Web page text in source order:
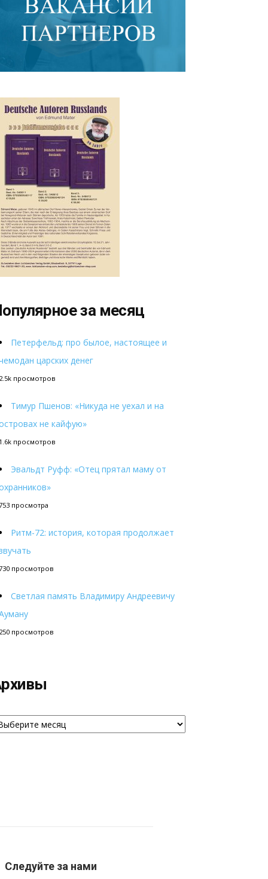
за месяц
Петерфельд: про былое, настоящее и
царских денег
просмотров
Тимур Пшенов: «Никуда не уехал и на
не кайфую»
просмотров
Эвальдт Руфф: «Отец прятал маму от
просмотра
Ритм-72: история, которая продолжает
просмотров
Светлая память Владимиру Андреевичу
просмотров
Следуйте за нами